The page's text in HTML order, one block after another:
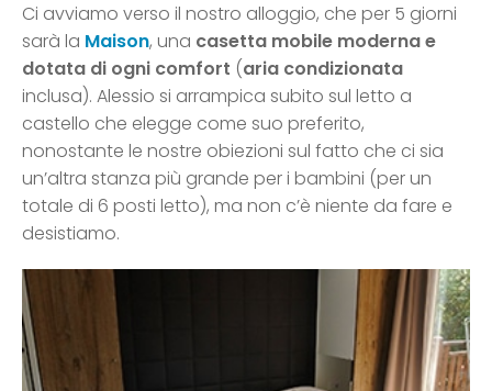
Ci avviamo verso il nostro alloggio, che per 5 giorni
sarà la Maison, una casetta mobile moderna e
dotata di ogni comfort (aria condizionata
inclusa). Alessio si arrampica subito sul letto a
castello che elegge come suo preferito,
nonostante le nostre obiezioni sul fatto che ci sia
un’altra stanza più grande per i bambini (per un
totale di 6 posti letto), ma non c’è niente da fare e
desistiamo.